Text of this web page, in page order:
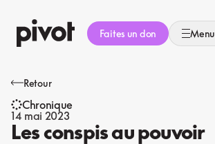
au
contenu
Faites un don Menu
Retour
Chronique
14 mai 2023
Les conspis au pouvoir